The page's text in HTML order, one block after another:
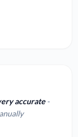
accurate-